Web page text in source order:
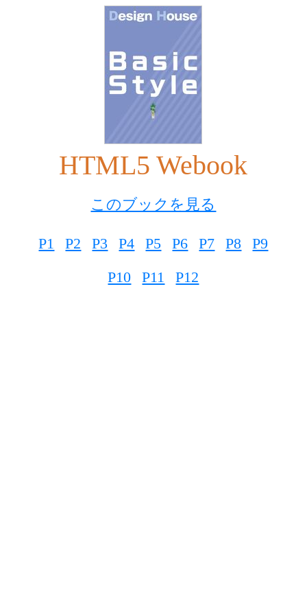
HTML5 Webook
このブックを見る
P1 P2 P3 P4 P5 P6 P7 P8
P9
P10
P11 P12